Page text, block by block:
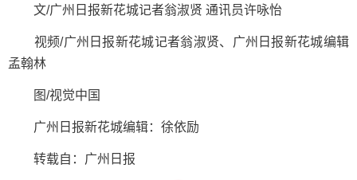
文/广州日报新花城记者翁淑贤 通讯员许咏怡
视频/广州日报新花城记者翁淑贤、广州日报新花城编辑
孟翰林
图/视觉中国
广州日报新花城编辑：徐依励
转载自：广州日报